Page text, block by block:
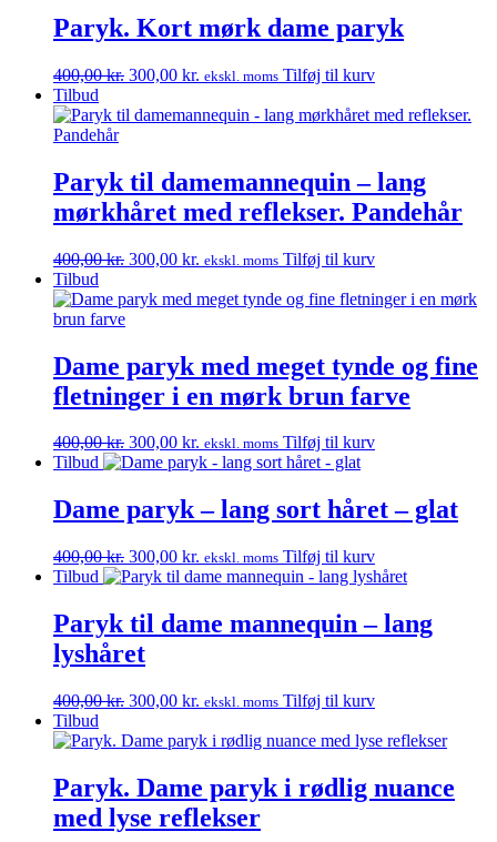
var:
400,00 kr..300,00 kr..
Paryk. Kort mørk dame paryk
400,00kr. Den
pris
300,00 kr. Den
pris
ekskl. moms Tilføj til kurv
Tilbud
Paryk til damemannequin – lang
mørkhåret med reflekser. Pandehår
400,00kr. Den
pris
300,00 kr. Den
pris
ekskl. moms Tilføj til kurv
Tilbud
Dame paryk med meget tynde og fine
fletninger i en mørk brun farve
400,00kr. Den
oprindelige
var:
400,00 kr..
300,00 kr. Den
aktuelle
300,00 kr..
ekskl. moms Tilføj til kurv
Tilbud
Dame paryk – lang sort håret – glat
400,00kr. Den
oprindelige
var:
400,00 kr..
300,00 kr. Den
aktuelle
300,00 kr..
ekskl. moms Tilføj til kurv
Tilbud
Paryk til dame mannequin – lang
lyshåret
400,00kr. Den
pris
400,00 kr..
300,00 kr. Den
pris
300,00 kr..
ekskl. moms Tilføj til kurv
Tilbud
Paryk. Dame paryk i rødlig nuance
med lyse reflekser